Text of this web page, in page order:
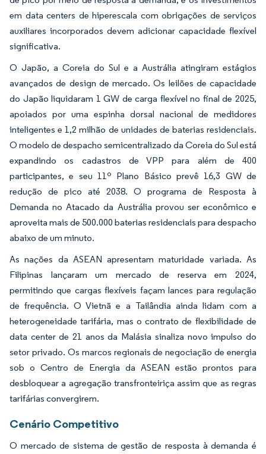
em data centers de hiperescala com obrigações de serviços
auxiliares incorporados devem adicionar capacidade flexível
significativa.
O Japão, a Coreia do Sul e a Austrália atingiram estágios
avançados de design de mercado. Os leilões de capacidade
do Japão liquidaram 1 GW de carga flexível no final de 2025,
apoiados por uma espinha dorsal nacional de medidores
inteligentes e 1,2 milhão de unidades de baterias residenciais.
O modelo de despacho semicentralizado da Coreia do Sul está
expandindo os cadastros de VPP para além de 400
participantes, e seu 11º Plano Básico prevê 16,3 GW de
redução de pico até 2038. O programa de Resposta à
Demanda no Atacado da Austrália provou ser econômico e
aproveita mais de 500.000 baterias residenciais para despacho
abaixo de um minuto.
As nações da ASEAN apresentam maturidade variada. As
Filipinas lançaram um mercado de reserva em 2024,
permitindo que cargas flexíveis façam lances para regulação
de frequência. O Vietnã e a Tailândia ainda lidam com a
heterogeneidade tarifária, mas o contrato de flexibilidade de
data center de 21 anos da Malásia sinaliza novo impulso do
setor privado. Os marcos regionais de negociação de energia
sob o Centro de Energia da ASEAN estão prontos para
desbloquear a agregação transfronteiriça assim que as regras
tarifárias convergirem.
Cenário Competitivo
O mercado de sistema de gestão de resposta à demanda é